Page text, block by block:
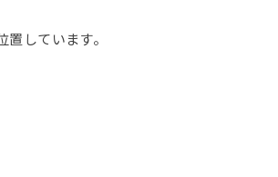
置しています。